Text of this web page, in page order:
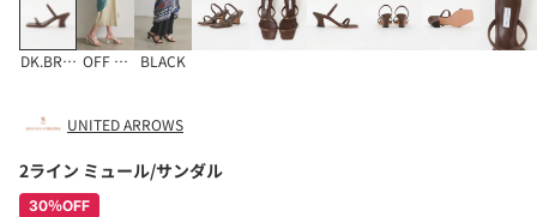
DK.BROWNOFF WHITEBLACK
UNITED ARROWS
2ライン ミュール/サンダル
30％OFF